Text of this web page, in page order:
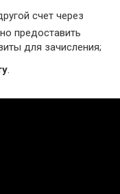
счет через
предоставить
для зачисления;
.